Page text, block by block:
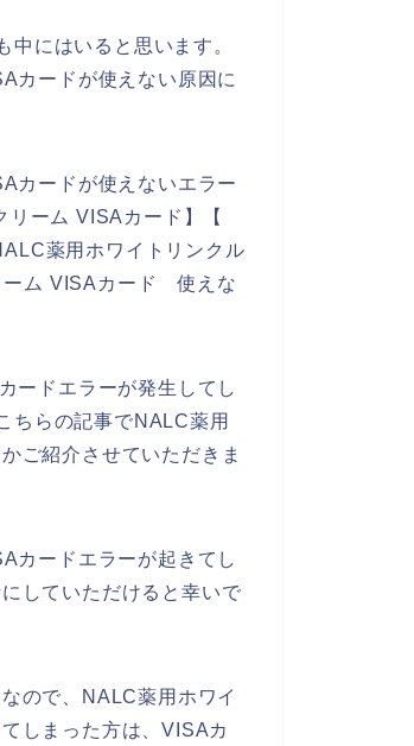
にはいると思います。
カードが使えない原因に
カードが使えないエラー
リーム VISAカード】【
薬用ホワイトリンクル
ーム VISAカード 使えな
ードエラーが発生してし
ちらの記事でNALC薬用
ご紹介させていただきま
カードエラーが起きてし
していただけると幸いで
ので、NALC薬用ホワイ
しまった方は、VISAカ